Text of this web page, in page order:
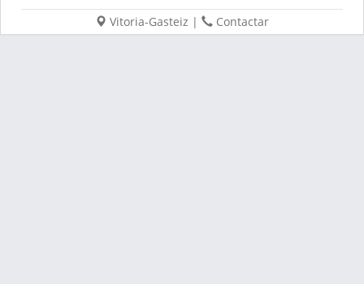
Vitoria-Gasteiz | Contactar